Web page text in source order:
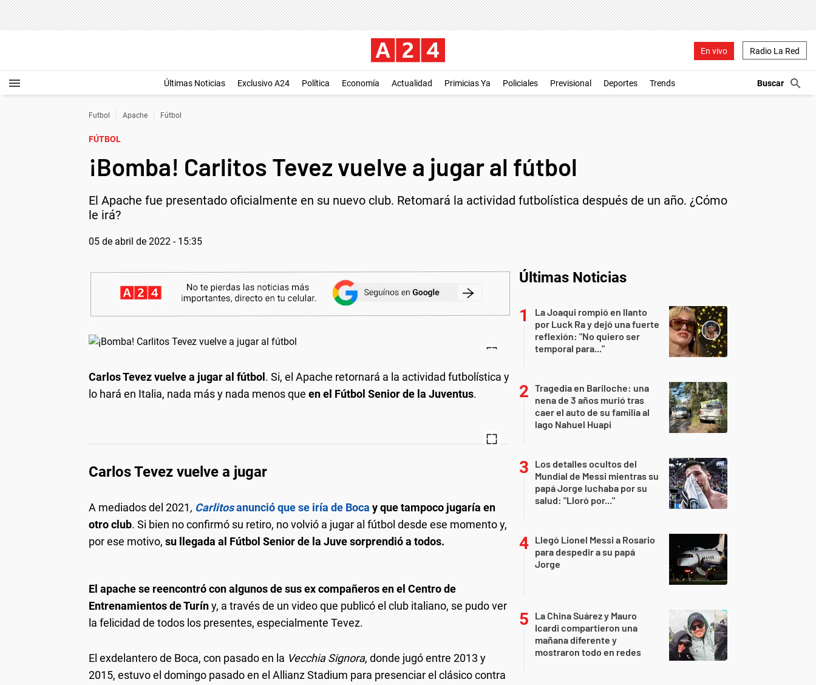
En vivo Radio La Red
Últimas Noticias Exclusivo A24 Política Economía Actualidad Primicias Ya Policiales Previsional Deportes Trends
Futbol Apache Fútbol
FÚTBOL
¡Bomba! Carlitos Tevez vuelve a jugar al fútbol
El Apache fue presentado oficialmente en su nuevo club. Retomará la actividad futbolística después de un año. ¿Cómo
le irá?
05 de abril de 2022 - 15:35
Carlos Tevez vuelve a jugar al fútbol. Si, el Apache retornará a la actividad futbolística y
lo hará en Italia, nada más y nada menos que en el Fútbol Senior de la Juventus.
Carlos Tevez vuelve a jugar
A mediados del 2021, Carlitosanunció que se iría de Boca y que tampoco jugaría en
otro club. Si bien no confirmó su retiro, no volvió a jugar al fútbol desde ese momento y,
por ese motivo, su llegada al Fútbol Senior de la Juve sorprendió a todos.
El apache se reencontró con algunos de sus ex compañeros en el Centro de
Entrenamientos de Turíny, a través de un video que publicó el club italiano, se pudo ver
la felicidad de todos los presentes, especialmente Tevez.
El exdelantero de Boca, con pasado en la Vecchia Signora, donde jugó entre 2013 y
2015, estuvo el domingo pasado en el Allianz Stadium para presenciar el clásico contra
Últimas Noticias
La Joaqui rompió en llanto
por Luck Ra y dejó una fuerte
reflexión: "No quiero ser
temporal para..."
Tragedia en Bariloche: una
nena de 3 años murió tras
caer el auto de su familia al
lago Nahuel Huapi
Los detalles ocultos del
Mundial de Messi mientras su
papá Jorge luchaba por su
salud: "Lloró por..."
Llegó Lionel Messi a Rosario
para despedir a su papá
Jorge
La China Suárez y Mauro
Icardi compartieron una
mañana diferente y
mostraron todo en redes